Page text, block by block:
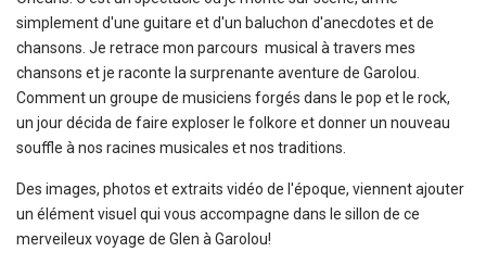
simplement d'une guitare et d'un baluchon d'anecdotes et de
chansons. Je retrace mon parcours musical à travers mes
chansons et je raconte la surprenante aventure de Garolou.
Comment un groupe de musiciens forgés dans le pop et le rock,
un jour décida de faire exploser le folkore et donner un nouveau
souffle à nos racines musicales et nos traditions.
Des images, photos et extraits vidéo de l'époque, viennent ajouter
un élément visuel qui vous accompagne dans le sillon de ce
merveileux voyage de Glen à Garolou!